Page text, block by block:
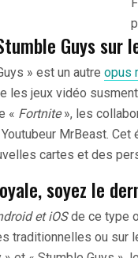
Guys sur
» est un autre opus
les jeux vidéo
« Fortnite», les
MrBeast. Cet
cartes et des
soyez le
et iOSde ce type
traditionnelles ou sur